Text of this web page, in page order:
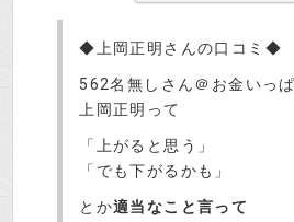
◆上岡正明さんの口コミ◆
562名無しさん＠お金いっ
上岡正明って
「上がると思う」
「でも下がるかも」
とか適当なこと言って